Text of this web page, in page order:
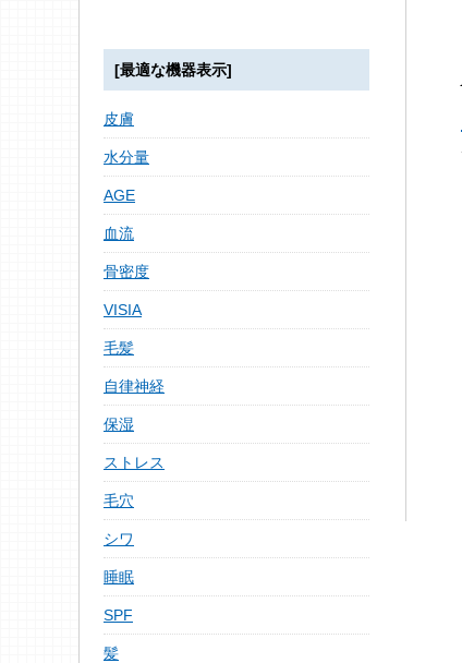
[最適な機器表示]
皮膚
水分量
AGE
血流
骨密度
VISIA
毛髪
自律神経
保湿
ストレス
毛穴
シワ
睡眠
SPF
髪